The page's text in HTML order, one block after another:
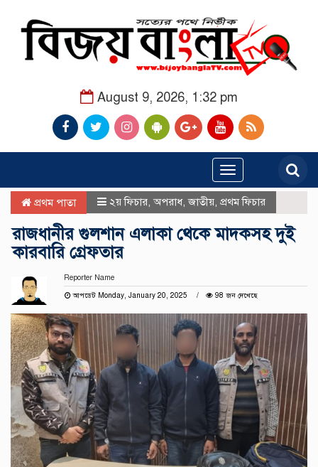
August 9, 2026, 1:32 pm
Toggle
navigation
প্রথম পাতা ২য় ফিচার অপরাধ,জাতীয় প্রথম ফিচার
রাজধানীর গুলশান এলাকা থেকে মাদকসহ দুই
কারবারি গ্রেফতার
Reporter Name
আপডেট Monday, January 20, 2025
98 জন দেখেছে